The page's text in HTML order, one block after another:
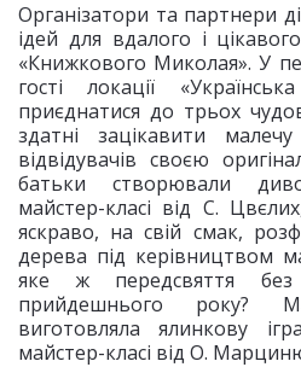
Організатори та партнери
ідей для вдалого і
«Книжкового Миколая». У
гості локації
приєднатися до трьох
здатні зацікавити
відвідувачів своєю
батьки створювали
майстер-класі від С.
яскраво, на свій смак,
дерева під керівництвом
яке ж передсвяття без
прийдешнього року?
виготовляла ялинкову
майстер-класі від О.